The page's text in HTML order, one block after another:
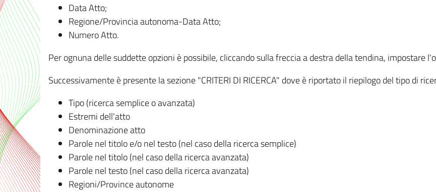
Data Atto;
Regione/Provincia autonoma-Data Atto;
Numero Atto.
Per ognuna delle suddette opzioni è possibile, cliccando sulla freccia a destra della tendina, impostare
Successivamente è presente la sezione "CRITERI DI RICERCA" dove è riportato il riepilogo del tipo di
Tipo (ricerca semplice o avanzata)
Estremi dell'atto
Denominazione atto
Parole nel titolo e/o nel testo (nel caso della ricerca semplice)
Parole nel titolo (nel caso della ricerca avanzata)
Parole nel testo (nel caso della ricerca avanzata)
Regioni/Province autonome